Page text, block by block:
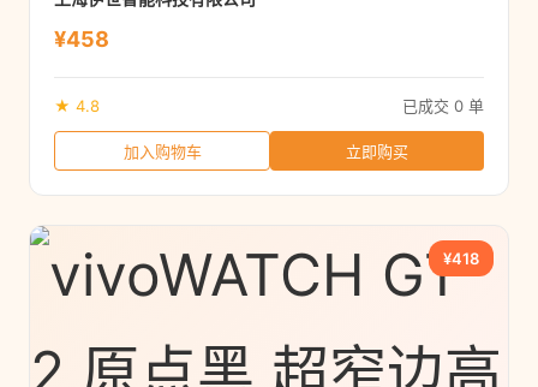
¥458
★ 4.8 已成交 0 单
加入购物车 立即购买
¥418